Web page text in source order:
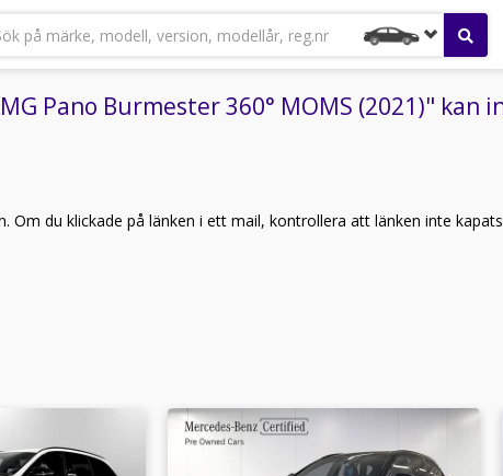
på märke, modell, version, modellår, reg.nr
Pano Burmester 360° MOMS (2021)"
Om du klickade på länken i ett mail, kontrollera att länken inte